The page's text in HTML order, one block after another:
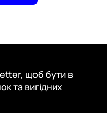
щоб бути в
та вигідних